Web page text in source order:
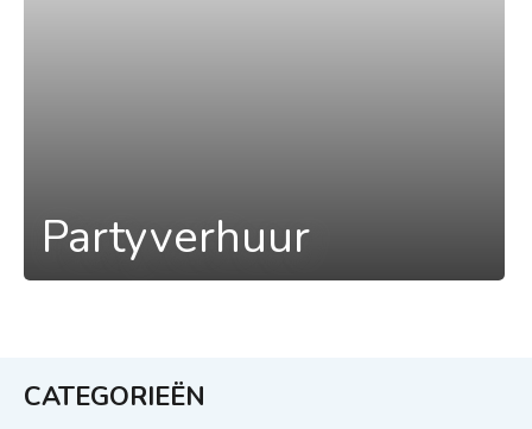
Partyverhuur
CATEGORIEËN